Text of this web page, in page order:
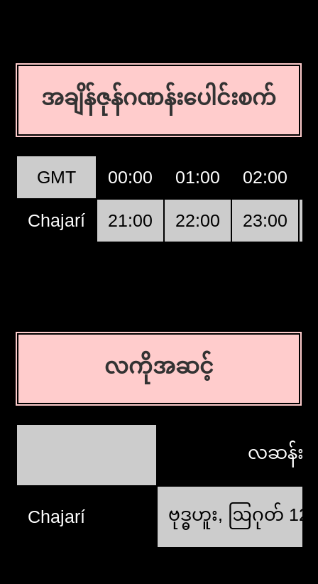
အချိန်ဇုန်ဂဏန်းပေါင်းစက်
GMT 00:00 01:00 02:00
Chajarí 21:00 22:00 23:00
လကိုအဆင့်
လဆန်း
Chajarí ဗုဒ္ဓဟူး, ဩဂုတ် 12